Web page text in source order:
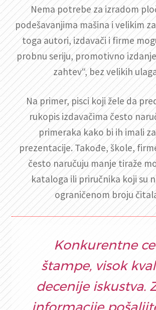
Nema potrebe za izradom
podešavanjima mašina i velikim
toga autori, izdavači i firme
probnu seriju, promotivno
zahtev“, bez velikih
Na primer, pisci koji žele da
rukopis izdavačima često
primeraka kako bi ih imali
prezentacije. Takođe, škole,
često naručuju manje tiraže
kataloga ili priručnika koji su
ograničenom broju
Konkurentne
štampe, visok
decenije iskustva.